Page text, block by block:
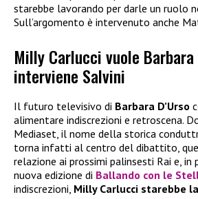
starebbe lavorando per darle un ruolo
Sull’argomento è intervenuto anche
Milly Carlucci vuole Barbara
interviene Salvini
Il futuro televisivo di Barbara D’Urso
alimentare indiscrezioni e retroscena.
Mediaset, il nome della storica
torna infatti al centro del dibattito,
relazione ai prossimi palinsesti Rai e,
nuova edizione di Ballando con le
indiscrezioni, Milly Carlucci starebbe